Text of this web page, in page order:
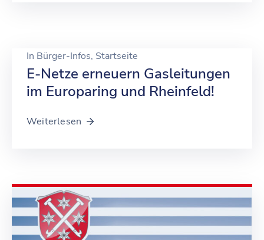
In Bürger-Infos‚ Startseite
E-Netze erneuern Gasleitungen
im Europaring und Rheinfeld!
Weiterlesen